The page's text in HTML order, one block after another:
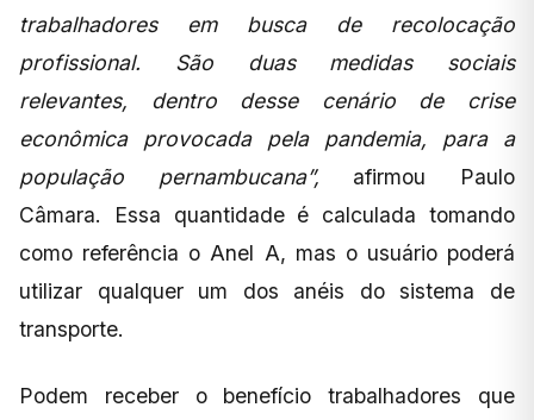
trabalhadores em busca de recolocação
profissional. São duas medidas sociais
relevantes, dentro desse cenário de crise
econômica provocada pela pandemia, para a
população pernambucana”, afirmou Paulo
Câmara. Essa quantidade é calculada tomando
como referência o Anel A, mas o usuário poderá
utilizar qualquer um dos anéis do sistema de
transporte.
Podem receber o benefício trabalhadores que